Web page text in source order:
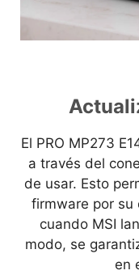
El PRO MP273
a través del
de usar. Esto
firmware por su
cuando MSI
modo, se
en